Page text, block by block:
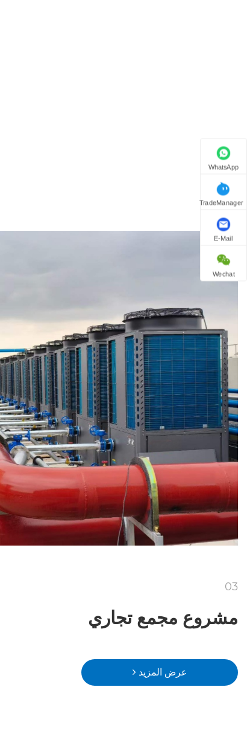
03
مشروع مجمع تجاري
عرض المزيد
WhatsApp
TradeManager
E-Mail
Wechat